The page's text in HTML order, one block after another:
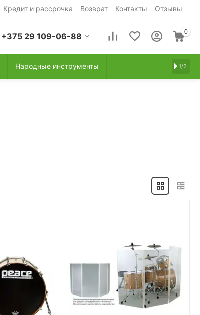
Кредит и рассрочка Возврат Контакты Отзывы
+375 29 109-06-88 0
Народные инструменты 1/2